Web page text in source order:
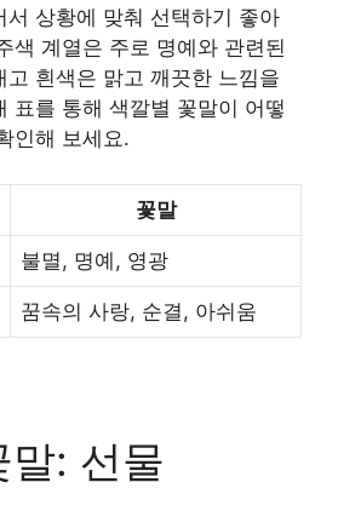
서 상황에 맞춰 선택하기 좋아
색 계열은 주로 명예와 관련된
고 흰색은 맑고 깨끗한 느낌을
표를 통해 색깔별 꽃말이 어떻
인해 보세요.
꽃말
불멸, 명예, 영광
꿈속의 사랑, 순결, 아쉬움
말: 선물